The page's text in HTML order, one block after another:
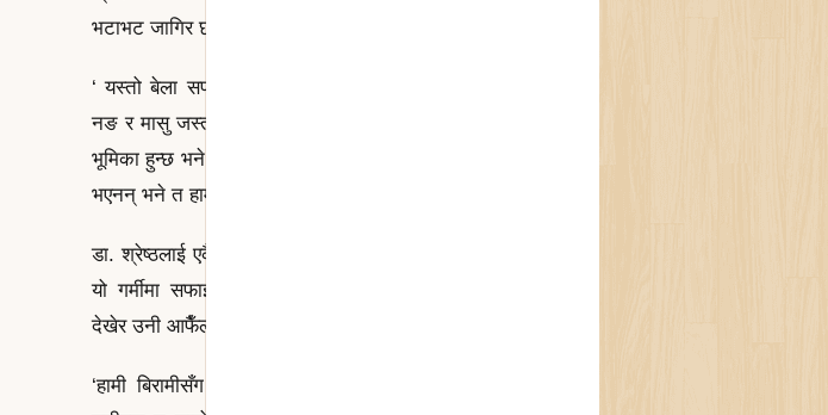
भटाभट जागिर छाड्नुलाई राम्रो संकेत मान्दैनन् ।
‘ यस्तो बेला सफाइकर्मी र स्वाथ्यकर्मीबीचको सम्बन्ध
नङ र मासु जस्तो हुन्छ,’ उनी भन्छन्, ‘हाम्रो बौद्धिक
भूमिका हुन्छ भने उनीहरूको शारीरिक । तर, उनीहरू
भएनन् भने त हाम्रो कामै रोकिन्छ ।’
डा. श्रेष्ठलाई एकैछिन पीपीई लगाउन हम्मेहम्मे पर्छ ।
यो गर्मीमा सफाइकर्मीले लामो समय पीपीई लगाएको
देखेर उनी आफैँलाई उकुसमुकुस हुन्छ ।
‘हामी बिरामीसँग छोटो समय मात्रै एक्सपोज हुन्छौँ,